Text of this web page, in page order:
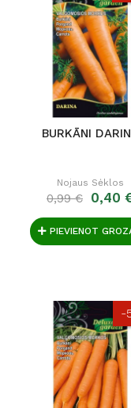
BURKĀNI
Nojaus Sėklos
0,99 € 0,40
PIEVIENOT
-